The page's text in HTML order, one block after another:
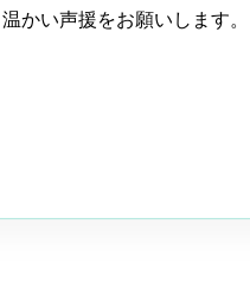
かい声援をお願いします。